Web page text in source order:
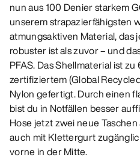
nun aus 100 Denier starkem
unserem strapazierfähigsten
atmungsaktiven Material, das
robuster ist als zuvor – und
PFAS. Das Shellmaterial ist zu
zertifiziertem (Global
Nylon gefertigt. Durch einen
bist du in Notfällen besser
Hose jetzt zwei neue
auch mit Klettergurt
vorne in der Mitte.